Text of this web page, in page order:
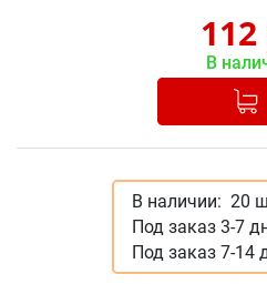
112
В
Добавлено
В наличии: 20
Под заказ 3-7
Под заказ 7-14